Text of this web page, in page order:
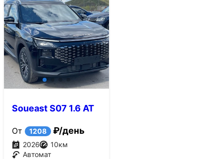
Soueast S07 1.6 AT
От 1208 ₽/день
2026 10км
Автомат